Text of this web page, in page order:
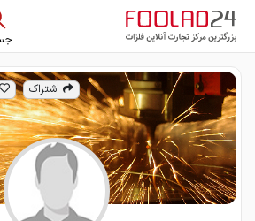
اشتراک